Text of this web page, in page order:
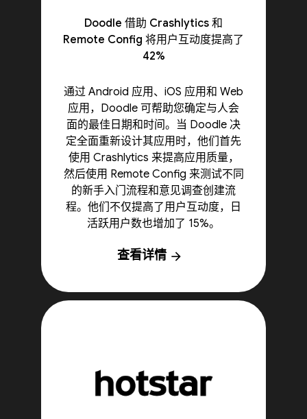
Doodle 借助 Crashlytics 和
Remote Config 将用户互动度提高了
42%
通过 Android 应用、iOS 应用和 Web
应用，Doodle 可帮助您确定与人会
面的最佳日期和时间。当 Doodle 决
定全面重新设计其应用时，他们首先
使用 Crashlytics 来提高应用质量，
然后使用 Remote Config 来测试不同
的新手入门流程和意见调查创建流
程。他们不仅提高了用户互动度，日
活跃用户数也增加了 15%。
查看详情 arrow_forward